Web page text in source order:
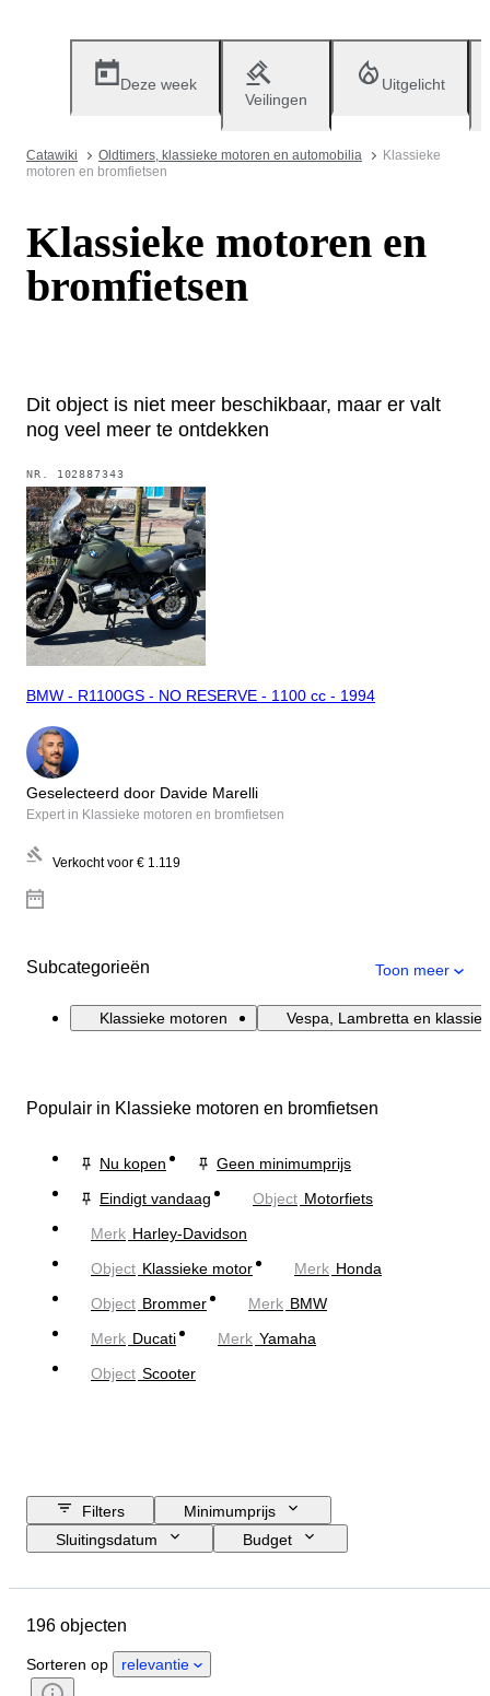
Deze week
Veilingen
Uitgelicht
Catawiki Oldtimers, klassieke motoren en automobilia
Klassieke
motoren en bromfietsen
Klassieke motoren en
bromfietsen
Dit object is niet meer beschikbaar, maar er valt
nog veel meer te ontdekken
NR. 102887343
BMW - R1100GS - NO RESERVE - 1100 cc - 1994
Geselecteerd door Davide Marelli
Expert in Klassieke motoren en bromfietsen
Verkocht voor € 1.119
Subcategorieën Toon meer
Klassieke motoren Vespa, Lambretta en
Populair in Klassieke motoren en bromfietsen
Nu kopen
Geen minimumprijs
Eindigt vandaag
Object Motorfiets
Merk Harley-Davidson
Object Klassieke motor Merk Honda
Object Brommer Merk BMW
Merk Ducati Merk Yamaha
Object Scooter
Filters
Minimumprijs
Sluitingsdatum
Budget
Conditie
Registratiedocumenten
CoC (Conformiteitscertificaat)
196 objecten
Sorteren op relevantie